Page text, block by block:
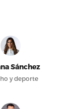
Sánchez
y deporte